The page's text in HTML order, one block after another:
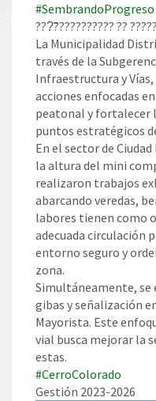
#SembrandoProgreso
???̃??????????? ??
La Municipalidad
través de la
Infraestructura y Vías,
acciones enfocadas
peatonal y fortalecer
puntos estratégicos
En el sector de
la altura del mini
realizaron trabajos
abarcando veredas,
labores tienen como
adecuada circulación
entorno seguro y
zona.
Simultáneamente, se
gibas y señalización
Mayorista. Este
vial busca mejorar la
estas.
#CerroColorado
Gestión 2023-2026